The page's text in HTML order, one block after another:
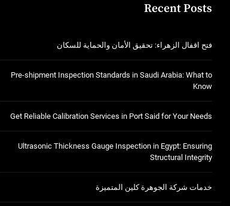
in Port Said for Your Needs
Structural Integrity
Recent Posts
فتح اقفال الزهراء: تحقيق الأمان والحماية للسكان
Pre-shipment Inspection Standards in Saudi Arabia: What to
Know
Get Reliable Calibration Services in Port Said for Your Needs
Ultrasonic Thickness Gauge Inspection in Egypt: Ensuring
Structural Integrity
خدمات شركة الجوهرة كلين المتميزة